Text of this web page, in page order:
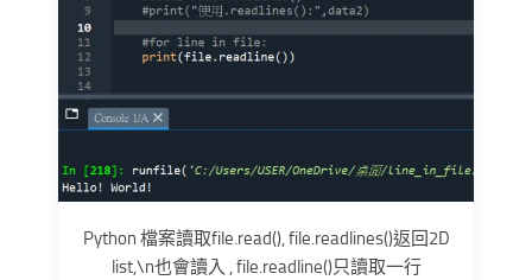
Python 檔案讀取file.read(), file.readlines()返回2D
list,\n也會讀入 , file.readline()只讀取一行